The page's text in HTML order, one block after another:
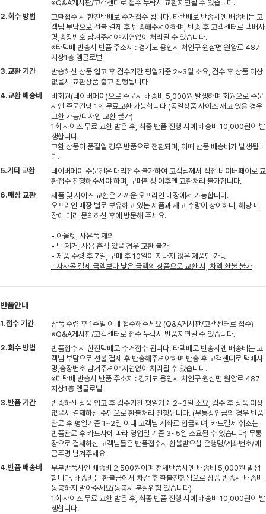
※Q&A게시판/고객센터로 접수 누락시 교환지연될 수 있습니다.
2.회수 방법
교환접수 시 한진택배로 수거접수 됩니다. 타택배로 반송시엔 배송비는 고
객님 부담으로 선불 결제 후 반송해주셔야하며, 반송 후 고객센터로 택배사
명,송장번호 남겨주셔야 지연없이 처리될 수 있습니다.
※타택배 반송시 반품 주소지 : 경기도 용인시 처인구 원삼면 원양로 487
지상1층 엠글로벌
3.교환 기간
반송하신 상품 입고 후 검수기간 평일기준 2~3일 소요, 검수 후 상품 이상
없을시 교환상품 출고 진행됩니다
4.교환 배송비
비회원(네이버페이)으로 주문시 배송비 5,000원 발생하며 회원으로 주문
시엔 주문건당 1회 무료교환 가능합니다 (동일상품 사이즈 재고 있을 경우
교환 가능/디자인 교환 불가)
1회 사이즈 무료 교환 받은 후, 최종 반품 진행 시에 배송비 10,000원이 발
생합니다.
교환 상품이 품절일 경우 반품으로 전환되며, 이때 반품 배송비가 발생됩니
다.
5.기타 교환
네이버페이 주문건은 대리접수 불가하여 고객님께서 직접 네이버페이로 교
환접수 진행해주셔야 하며, 구매확정 이후엔 교환처리 불가합니다.
6.매장 교환
제품 및 사이즈 교환은 가까운 오프라인 매장에서 가능합니다.
오프라인 매장 별로 보유하고 있는 제품과 재고 수량이 상이하니, 해당 매
장에 미리 문의하신 후에 방문해 주세요.
- 아울렛, 사은품 제외
- 택 제거, 사용 흔적 있을 경우 교환 불가
- 제품 수령 후 7일, 구매 후 10일이 지나지 않은 제품만 가능
- 자사몰 결제 금액보다 낮은 금액의 상품으로 교환 시, 차액 환불 불가
반품안내
1.접수 기간
상품 수령 후 1주일 이내 접수해주세요 (Q&A게시판/고객센터로 접수)
※Q&A게시판/고객센터로 접수 누락시 반품지연될 수 있습니다.
2.회수 방법
반품접수 시 한진택배로 수거접수 됩니다. 타택배로 반송시엔 배송비는 고
객님 부담으로 선불 결제 후 반송해주셔야하며 반송 후 고객센터로 택배사
명,송장번호 남겨주셔야 지연없이 처리될 수 있습니다.
※타택배 반송시 반품 주소지 : 경기도 용인시 처인구 원삼면 원양로 487
지상1층 엠글로벌
3.반품 기간
반송하신 상품 입고 후 검수기간 평일기준 2~3일 소요, 검수 후 상품 이상
없을시 결제하신 수단으로 환불처리 진행됩니다. (무통장입금의 경우 반품
완료 후 평일기준 1~2일 이내 고객님 계좌로 입금되며, 카드결제 취소는
반품완료 후 카드사에 따라 영업일 기준 3~5일 소요될 수 있습니다) 무통
장으로 결제하신 고객님들은 반품접수시 환불받으실 은행명/계좌번호/예
금주명 남겨주세요
4.반품 배송비
부분반품시엔 배송비 2,500원이며 전체반품시엔 배송비 5,000원 발생
합니다. 배송비는 환불금에서 차감 후 환불진행됨으로 상품 반송시 배송비
동봉하지 말아주세요(동봉시 분실위험 있습니다)
1회 사이즈 무료 교환 받은 후, 최종 반품 진행 시에 배송비 10,000원이 발
생합니다.